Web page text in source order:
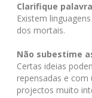
Clarifique
Existem
dos mortais.
Não subestime
Certas ideias
repensadas e
projectos muito